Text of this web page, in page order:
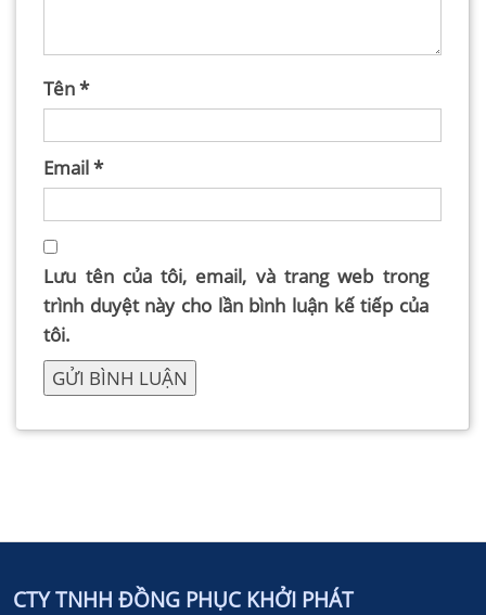
Tên*
Email*
Lưu tên của tôi, email, và trang web trong
trình duyệt này cho lần bình luận kế tiếp của
tôi.
CTY TNHH ĐỒNG PHỤC KHỞI PHÁT